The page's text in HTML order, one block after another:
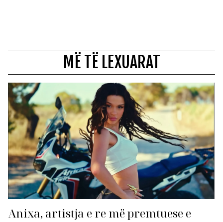
MË TË LEXUARAT
Anixa, artistja e re më premtuese e